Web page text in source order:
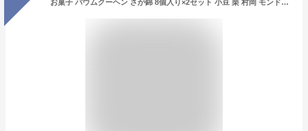
お菓子 バウムクーヘン さが錦 8個入り×2セット 小豆 栗 村岡 モンドセレクション4年連続金賞受賞 佐賀錦 佐賀土産 ギフト お取り寄せ 贈答 ご当地 銘菓 サガニシキ さがにしき お菓子